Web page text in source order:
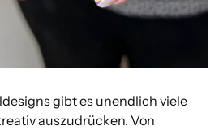
gibt es unendlich viele
auszudrücken. Von